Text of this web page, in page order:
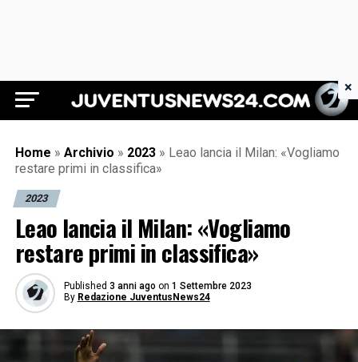
Juventus News 24
Home » Archivio » 2023 » Leao lancia il Milan: «Vogliamo
restare primi in classifica»
2023
Leao lancia il Milan: «Vogliamo
restare primi in classifica»
Published 3 anni ago on 1 Settembre 2023
By Redazione JuventusNews24
×